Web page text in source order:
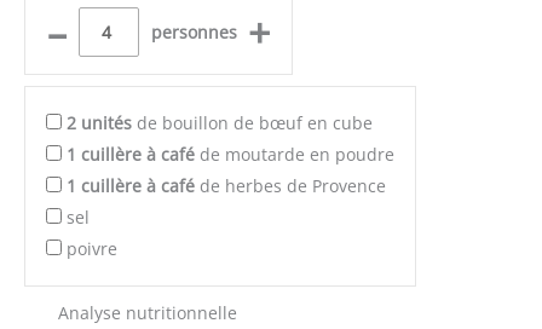
– personnes +
2 unités de bouillon de bœuf en cube
1 cuillère à café de moutarde en poudre
1 cuillère à café de herbes de Provence
sel
poivre
Analyse nutritionnelle